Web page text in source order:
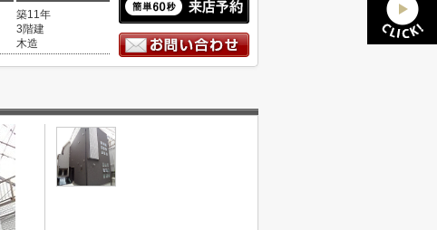
築11年
3階建
木造